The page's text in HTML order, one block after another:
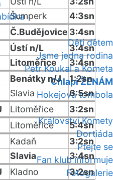
Děti dětem
Jsme jedna rodina
Petr Koukal a Kometa
Chlapi ŽENÁM
Hokejová tombola
Království Komety
Dortiáda
Ptejte se
Fan klub informuje
Fotogalerie
Šumperk
4:3sn
Č.Budějovice 3:4sn
Ústí n/L
3:4sn
Litoměřice
3:4sn
Benátky n/J
1:2sn
Slavia
6:5sn
Litoměřice
3:2sn
Litoměřice
5:4sn
Kadaň
3:2sn
Slavia
3:4sn
Kladno
3:2sn